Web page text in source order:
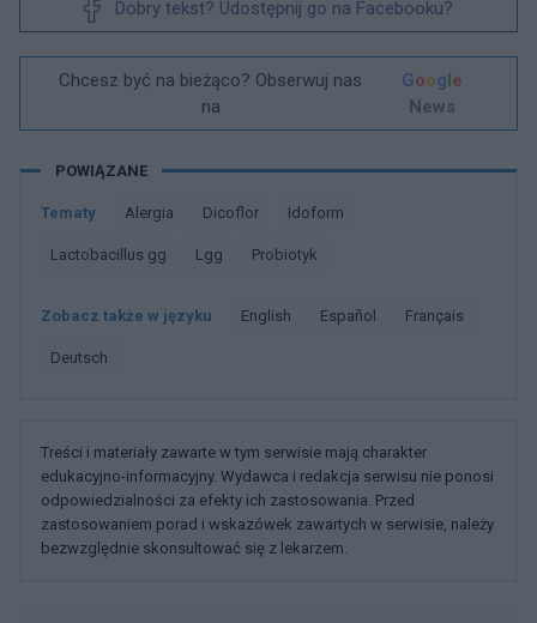
Dobry tekst? Udostępnij go na Facebooku?
Chcesz być na bieżąco? Obserwuj nas
na
Google
News
POWIĄZANE
Tematy Alergia Dicoflor Idoform
Lactobacillus gg Lgg Probiotyk
Zobacz także w języku english español français
deutsch
Treści i materiały zawarte w tym serwisie mają charakter
edukacyjno-informacyjny. Wydawca i redakcja serwisu nie ponosi
odpowiedzialności za efekty ich zastosowania. Przed
zastosowaniem porad i wskazówek zawartych w serwisie, należy
bezwzględnie skonsultować się z lekarzem.